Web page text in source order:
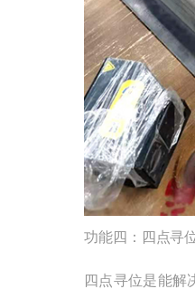
功能四：四点寻
四点寻位是能解